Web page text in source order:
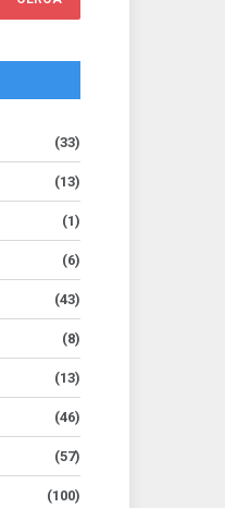
(33)
(13)
(1)
(6)
(43)
(8)
(13)
(46)
(57)
(100)